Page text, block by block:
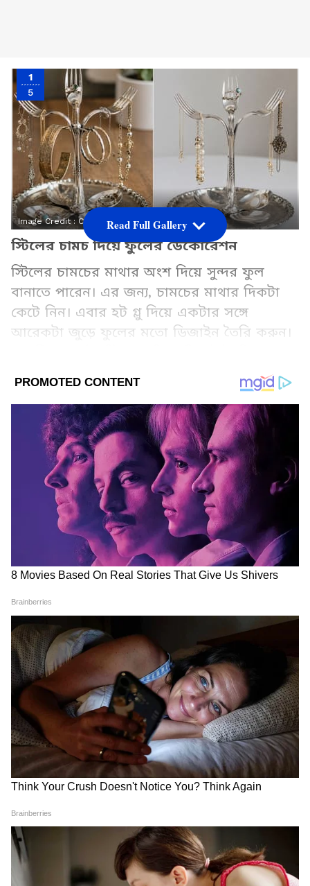
1
5
Image Credit : Chat GPT
স্টিলের চামচ দিয়ে ফুলের ডেকোরেশন
স্টিলের চামচের মাথার অংশ দিয়ে সুন্দর ফুল
বানাতে পারেন। এর জন্য, চামচের মাথার দিকটা
কেটে নিন। এবার হট গ্লু দিয়ে একটার সঙ্গে
আরেকটা জুড়ে ফুলের মতো ডিজাইন তৈরি করুন।
Add Asianetnews Bangla as a Preferred
Source
স্টিলের চামচের হাতলের ক্রাফট
স্টিলের চামচের হাতল ব্যবহার করেও আপনি সুন্দর
ফুল বানাতে পারেন। এর জন্য, মাঝখানে একটি বড়
পাথর রাখুন এবং তার চারপাশে চামচের
হাতলগুলো আটকে দিন। দেখতে অনেকটা সূর্যমুখী
ফুলের মতো লাগবে। নীচে একটা স্টিক লাগিয়ে ঘর
সাজানোর জন্য ব্যবহার করতে পারেন।
Read Full Gallery